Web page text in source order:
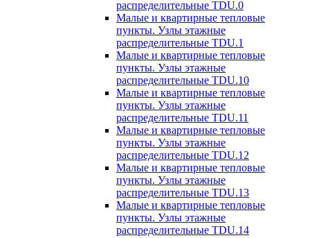
распределительные TDU.0
Малые и квартирные тепловые
пункты. Узлы этажные
распределительные TDU.1
Малые и квартирные тепловые
пункты. Узлы этажные
распределительные TDU.10
Малые и квартирные тепловые
пункты. Узлы этажные
распределительные TDU.11
Малые и квартирные тепловые
пункты. Узлы этажные
распределительные TDU.12
Малые и квартирные тепловые
пункты. Узлы этажные
распределительные TDU.13
Малые и квартирные тепловые
пункты. Узлы этажные
распределительные TDU.14